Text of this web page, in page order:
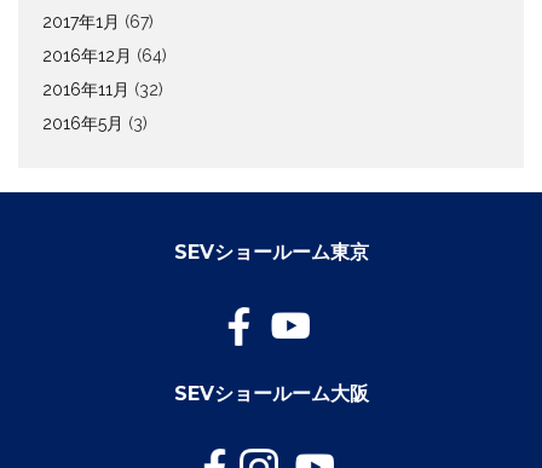
2017年1月 (67)
2016年12月 (64)
2016年11月 (32)
2016年5月 (3)
SEVショールーム東京
SEVショールーム大阪